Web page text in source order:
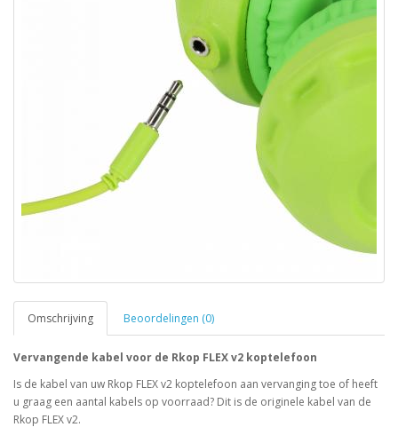
Omschrijving Beoordelingen (0)
Vervangende kabel voor de Rkop FLEX v2 koptelefoon
Is de kabel van uw Rkop FLEX v2 koptelefoon aan vervanging toe of heeft
u graag een aantal kabels op voorraad? Dit is de originele kabel van de
Rkop FLEX v2.